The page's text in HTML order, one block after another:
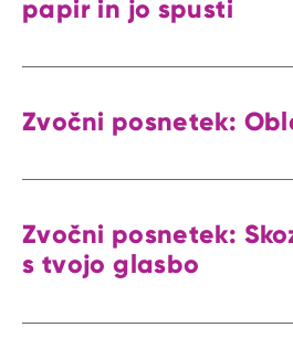
papir in jo spusti
Zvočni posnetek:
Zvočni posnetek:
s tvojo glasbo